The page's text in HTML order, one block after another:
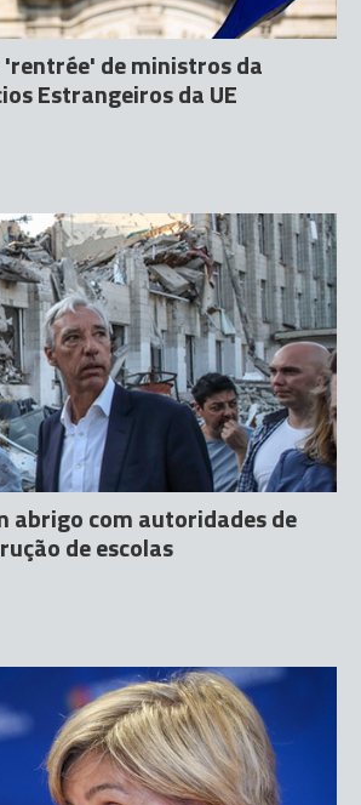
de ministros da
Estrangeiros da UE
abrigo com autoridades de
de escolas